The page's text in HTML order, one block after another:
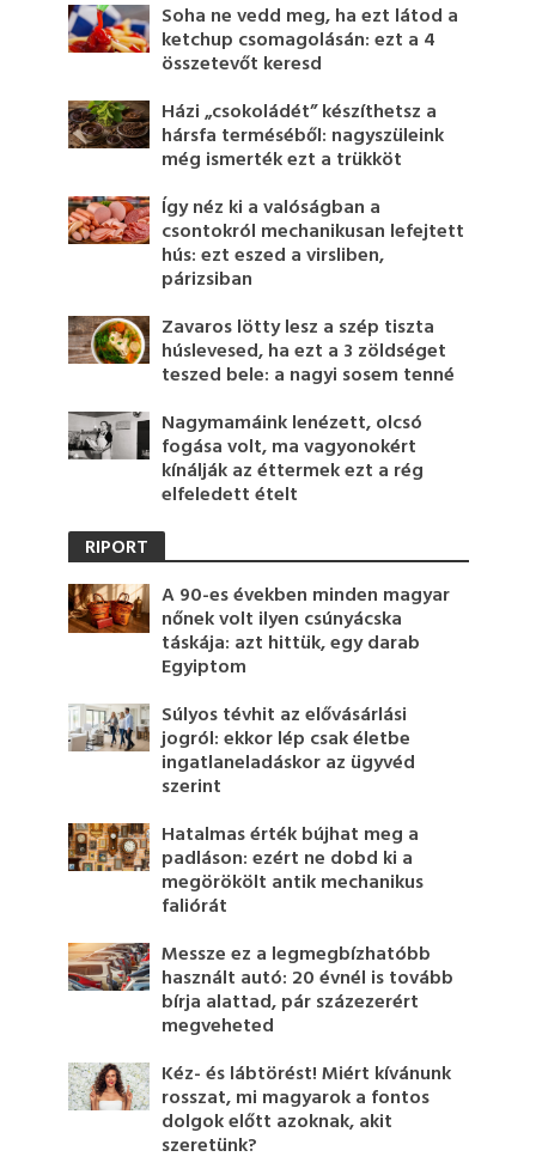
Soha ne vedd meg, ha ezt látod a
ketchup csomagolásán: ezt a 4
összetevőt keresd
Házi „csokoládét” készíthetsz a
hársfa terméséből: nagyszüleink
még ismerték ezt a trükköt
Így néz ki a valóságban a
csontokról mechanikusan lefejtett
hús: ezt eszed a virsliben,
párizsiban
Zavaros lötty lesz a szép tiszta
húslevesed, ha ezt a 3 zöldséget
teszed bele: a nagyi sosem tenné
Nagymamáink lenézett, olcsó
fogása volt, ma vagyonokért
kínálják az éttermek ezt a rég
elfeledett ételt
RIPORT
A 90-es években minden magyar
nőnek volt ilyen csúnyácska
táskája: azt hittük, egy darab
Egyiptom
Súlyos tévhit az elővásárlási
jogról: ekkor lép csak életbe
ingatlaneladáskor az ügyvéd
szerint
Hatalmas érték bújhat meg a
padláson: ezért ne dobd ki a
megörökölt antik mechanikus
faliórát
Messze ez a legmegbízhatóbb
használt autó: 20 évnél is tovább
bírja alattad, pár százezerért
megveheted
Kéz- és lábtörést! Miért kívánunk
rosszat, mi magyarok a fontos
dolgok előtt azoknak, akit
szeretünk?